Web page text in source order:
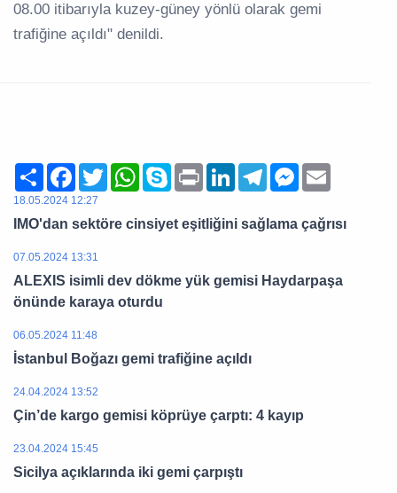
08.00 itibarıyla kuzey-güney yönlü olarak gemi
trafiğine açıldı" denildi.
ShareFacebook
TwitterWhatsApp
SkypePrint LinkedInTelegramMessenger
18.05.2024 12:27
IMO'dan sektöre cinsiyet eşitliğini sağlama çağrısı
07.05.2024 13:31
ALEXIS isimli dev dökme yük gemisi Haydarpaşa
önünde karaya oturdu
06.05.2024 11:48
İstanbul Boğazı gemi trafiğine açıldı
24.04.2024 13:52
Çin’de kargo gemisi köprüye çarptı: 4 kayıp
23.04.2024 15:45
Sicilya açıklarında iki gemi çarpıştı